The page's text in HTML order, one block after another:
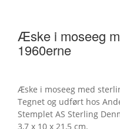
Æske i moseeg
1960erne
Æske i moseeg med
Tegnet og udført hos
Stemplet AS Sterling
3,7 x 10 x 21,5 cm.